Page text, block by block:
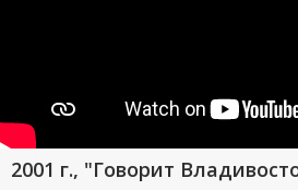
2001 г., "Говорит